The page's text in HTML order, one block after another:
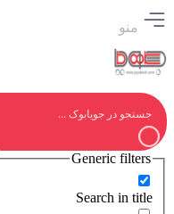
منو
Generic filters
Search in title